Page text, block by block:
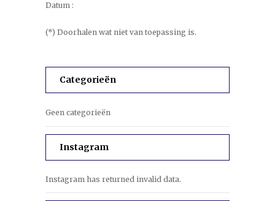
Datum :
(*) Doorhalen wat niet van toepassing is.
Categorieën
Geen categorieën
Instagram
Instagram has returned invalid data.